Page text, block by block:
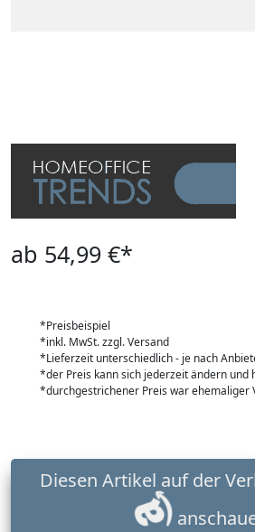
ab 54,99 €*
*Preisbeispiel
*inkl. MwSt. zzgl. Versand
*Lieferzeit unterschiedlich - je nach
*der Preis kann sich jederzeit ändern und
*durchgestrichener Preis war ehemaliger